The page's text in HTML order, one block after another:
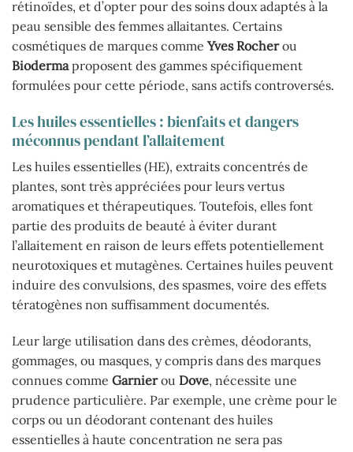
rétinoïdes, et d’opter pour des soins doux adaptés à la
peau sensible des femmes allaitantes. Certains
cosmétiques de marques comme Yves Rocherou
Biodermaproposent des gammes spécifiquement
formulées pour cette période, sans actifs controversés.
Les huiles essentielles : bienfaits et dangers
méconnus pendant l’allaitement
Les huiles essentielles (HE), extraits concentrés de
plantes, sont très appréciées pour leurs vertus
aromatiques et thérapeutiques. Toutefois, elles font
partie des produits de beauté à éviter durant
l’allaitement en raison de leurs effets potentiellement
neurotoxiques et mutagènes. Certaines huiles peuvent
induire des convulsions, des spasmes, voire des effets
tératogènes non suffisamment documentés.
Leur large utilisation dans des crèmes, déodorants,
gommages, ou masques, y compris dans des marques
connues comme Garnierou Dove, nécessite une
prudence particulière. Par exemple, une crème pour le
corps ou un déodorant contenant des huiles
essentielles à haute concentration ne sera pas